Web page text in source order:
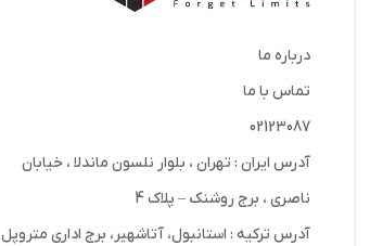
درباره ما
تماس با ما
02123087
آدرس ایران : تهران ، بلوار نلسون ماندلا ، خیابان
ناصری ، برج روشنک – پلاک 4
آدرس ترکیه : استانبول، آتاشهیر، برج اداری متروپل